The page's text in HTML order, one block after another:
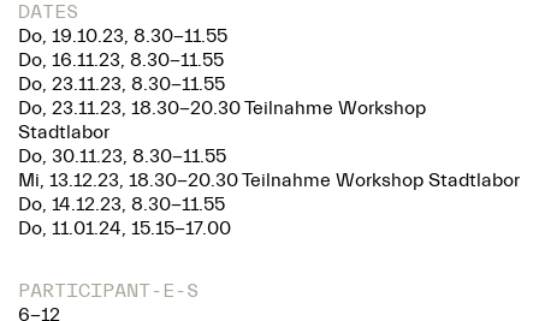
DATES
Do, 19.10.23, 8.30-11.55
Do, 16.11.23, 8.30-11.55
Do, 23.11.23, 8.30-11.55
Do, 23.11.23, 18.30-20.30 Teilnahme Workshop
Stadtlabor
Do, 30.11.23, 8.30-11.55
Mi, 13.12.23, 18.30-20.30 Teilnahme Workshop Stadtlabor
Do, 14.12.23, 8.30-11.55
Do, 11.01.24, 15.15-17.00
PARTICIPANT-E-S
6-12